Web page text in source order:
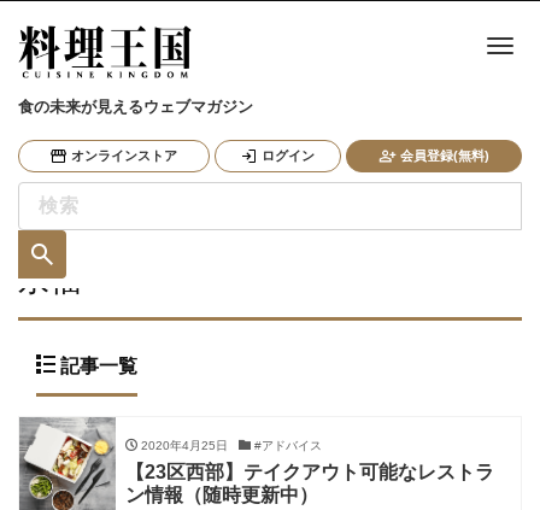
食の未来が見えるウェブマガジン
オンラインストア ログイン 会員登録(無料)
ナ
永福
記事一覧
2020年4月25日 #アドバイス
【23区西部】テイクアウト可能なレストラ
ン情報（随時更新中）